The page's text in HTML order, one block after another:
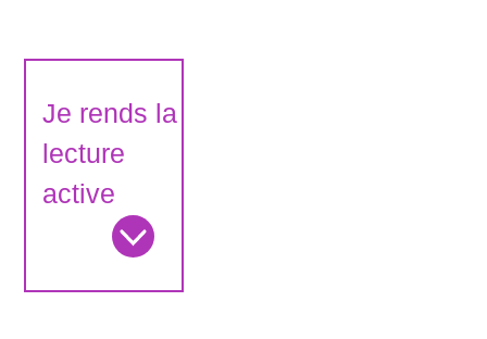
Je rends la
lecture
active